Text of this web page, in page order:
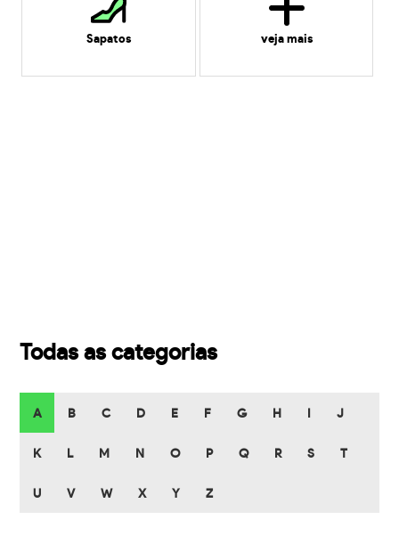
Sapatos veja mais
Todas as categorias
A B C D E F G H J
K L M N O P Q R S T
U V W X Y Z